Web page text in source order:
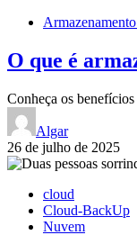
O que é
Conheça os
Algar
26 de julho de 2025
cloud
Cloud-BackUp
Nuvem